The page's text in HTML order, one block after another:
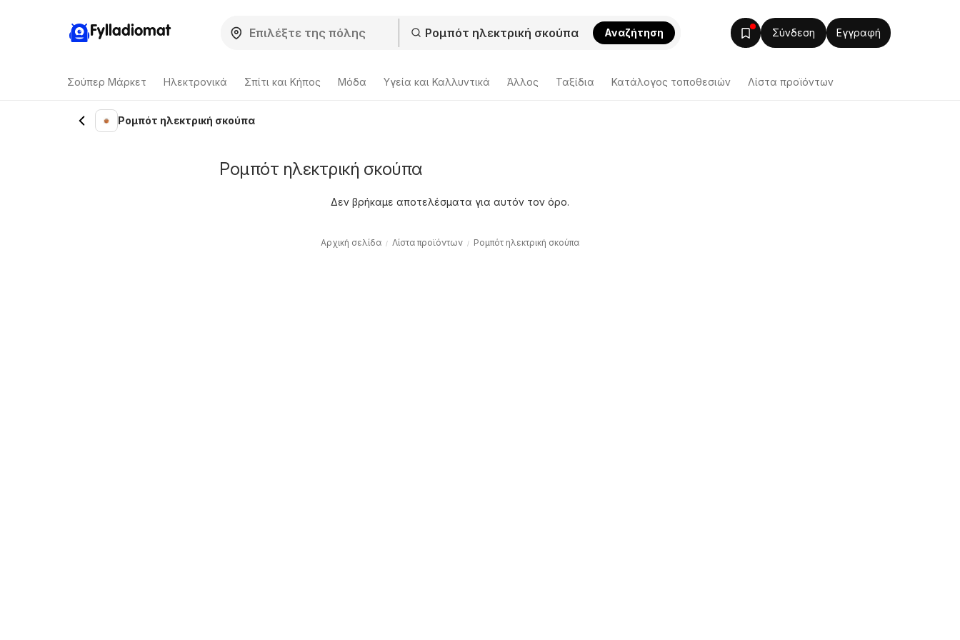
Fylladiomat Αναζήτηση Σύνδεση Εγγραφή
Σούπερ Μάρκετ Hλεκτρονικά Σπίτι και Κήπος Μόδα Υγεία και Καλλυντικά Άλλος Ταξίδια Κατάλογος τοποθεσιών Λίστα προϊόντων
Ρομπότ ηλεκτρική σκούπα
Ρομπότ ηλεκτρική σκούπα
Δεν βρήκαμε αποτελέσματα για αυτόν τον όρο.
Αρχική σελίδα Λίστα προϊόντων Ρομπότ ηλεκτρική σκούπα